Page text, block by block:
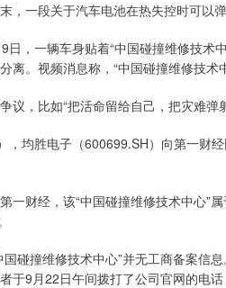
，一段关于汽车电池在热失控时可以
日，一辆车身贴着“中国碰撞维修技术
离。视频消息称，“中国碰撞维修技术
议，比如“把活命留给自己，把灾难
，均胜电子（600699.SH）向第一财
一财经，该“中国碰撞维修技术中心”
国碰撞维修技术中心”并无工商备案信
于9月22日午间拨打了公司官网的电